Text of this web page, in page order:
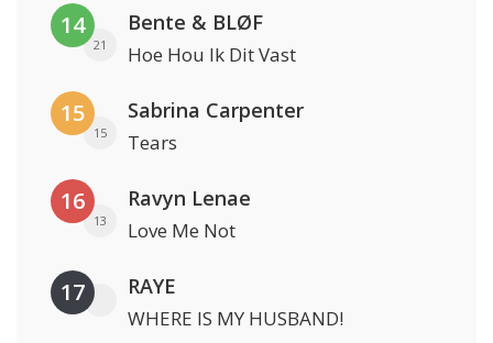
14
21
Bente & BLØF
Hoe Hou Ik Dit Vast
15
15
Sabrina Carpenter
Tears
16
13
Ravyn Lenae
Love Me Not
17 RAYE
WHERE IS MY HUSBAND!